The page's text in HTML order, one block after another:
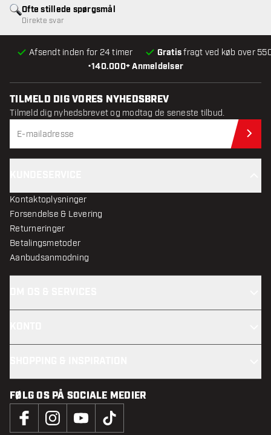
•140.000+ Anmeldelser
Afsendt inden for 24 timer Gratisfragt ved køb over
Ofte stillede spørgsmål
Direkte svar
TILMELD DIG VORES NYHEDSBREV
Tilmeld dig nyhedsbrevet og modtag de seneste tilbud.
Kontaktoplysninger
Forsendelse & Levering
Returneringer
Betalingsmetoder
Aanbudsanmodning
FØLG OS PÅ SOCIALE MEDIER